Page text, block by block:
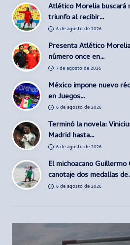
Atlético Morelia buscará
triunfo al recibir…
8 de agosto de 2026
Presenta Atlético
número once en…
7 de agosto de 2026
México impone nuevo
en Juegos…
6 de agosto de 2026
Terminó la novela:
Madrid hasta…
6 de agosto de 2026
El michoacano
canotaje dos medallas
6 de agosto de 2026